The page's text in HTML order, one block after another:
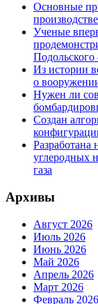
Основные
Ученые
Подольского
Из истории
о
Нужен ли
Создан
Разработана
углеродных
газа
Архивы
Август 2026
Июль 2026
Июнь 2026
Май 2026
Апрель 2026
Март 2026
Февраль 2026